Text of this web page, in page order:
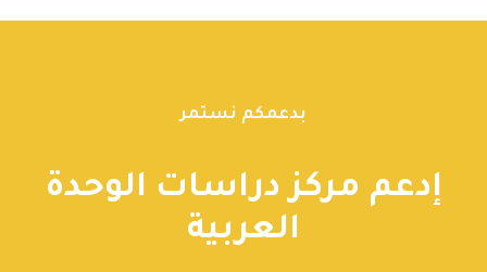
بدعمكم نستمر
إدعم مركز دراسات الوحدة
العربية